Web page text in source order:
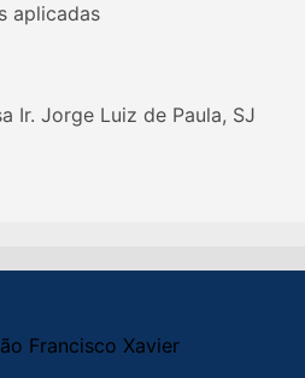
aplicadas
Ir. Jorge Luiz de Paula, SJ